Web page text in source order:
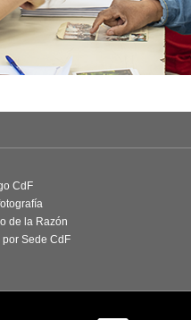
CdF
de la Razón
Sede CdF